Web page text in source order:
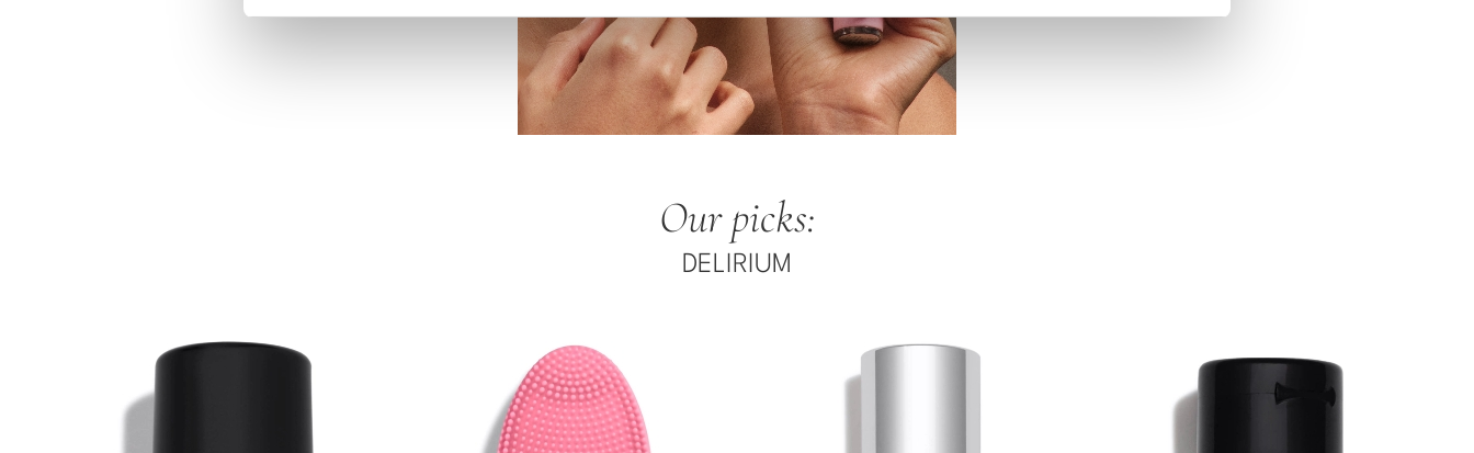
Our picks:
DELIRIUM